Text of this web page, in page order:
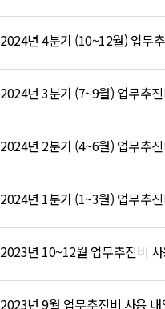
2024년 4분기 (10~12월) 업무
2024년 3분기 (7~9월) 업무추
2024년 2분기 (4~6월) 업무추
2024년 1분기 (1~3월) 업무추
2023년 10~12월 업무추진비
2023년 9월 업무추진비 사용 내